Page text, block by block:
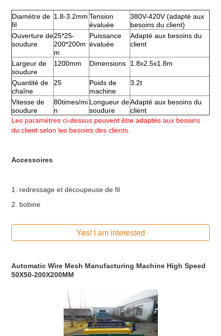
Diamètre de
fil
1.8-3.2mm Tension
évaluée
380V-420V (adapté aux
besoins du client)
Ouverture de
soudure
25*25-
200*200m
m
Puissance
évaluée
Adapté aux besoins du
client
Largeur de
soudure
1200mm Dimensions 1.8x2.5x1.8m
Quantité de
chaîne
25
Poids de
machine
3.2t
Vitesse de
soudure
80times/mi
n
Longueur de
soudure
Adapté aux besoins du
client
Les paramètres ci-dessus peuvent être adaptés aux besoins
du client selon les besoins des clients.
Accessoires
1. redressage et découpeuse de fil
2. bobine
Yes! I am interested
Automatic Wire Mesh Manufacturing Machine High Speed
50X50-200X200MM